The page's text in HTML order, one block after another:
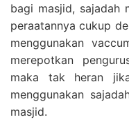
bagi masjid, sajadah
peraatannya cukup
menggunakan
merepotkan
maka tak heran
menggunakan
masjid.